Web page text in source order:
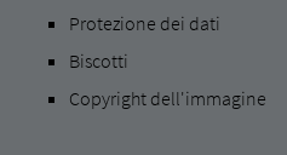
Protezione dei dati
Biscotti
Copyright dell'immagine